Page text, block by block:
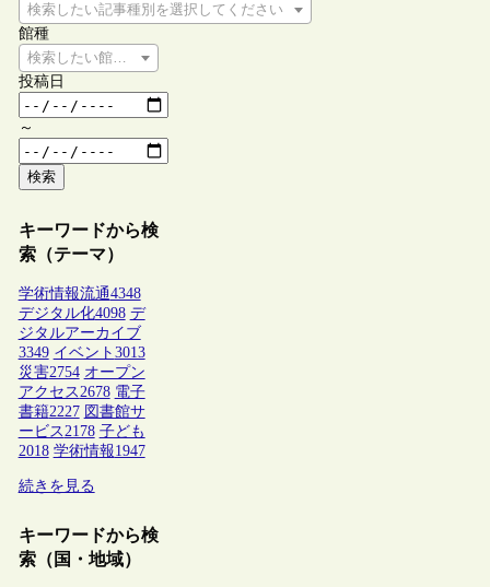
検索したい記事種別を選択してください
館種
検索したい館種を選択してください
投稿日
～
検索
キーワードから検
索（テーマ）
学術情報流通4348
デジタル化4098 デ
ジタルアーカイブ
3349 イベント 3013
災害2754 オープン
アクセス 2678 電子
書籍2227 図書館サ
ービス 2178 子ども
2018 学術情報1947
続きを見る
キーワードから検
索（国・地域）